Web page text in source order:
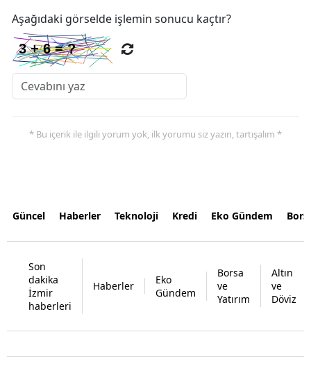
Aşağıdaki görselde işlemin sonucu kaçtır?
* Bu içerik ile ilgili yorum yok, ilk yorumu siz yazın, tartışalım *
Güncel Haberler Teknoloji Kredi Eko Gündem
Son
dakika
İzmir
haberleri
Haberler
Eko
Gündem
Borsa
ve
Yatırım
Altın
ve
Döviz